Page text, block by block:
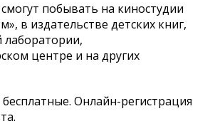
побывать на киностудии
в издательстве детских книг,
лаборатории,
центре и на других
Онлайн-регистрация